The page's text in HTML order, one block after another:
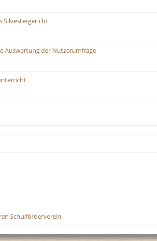
Silvestergericht
Auswertung der Nutzerumfrage
Schulförderverein